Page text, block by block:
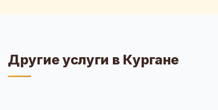
Другие услуги в Кургане